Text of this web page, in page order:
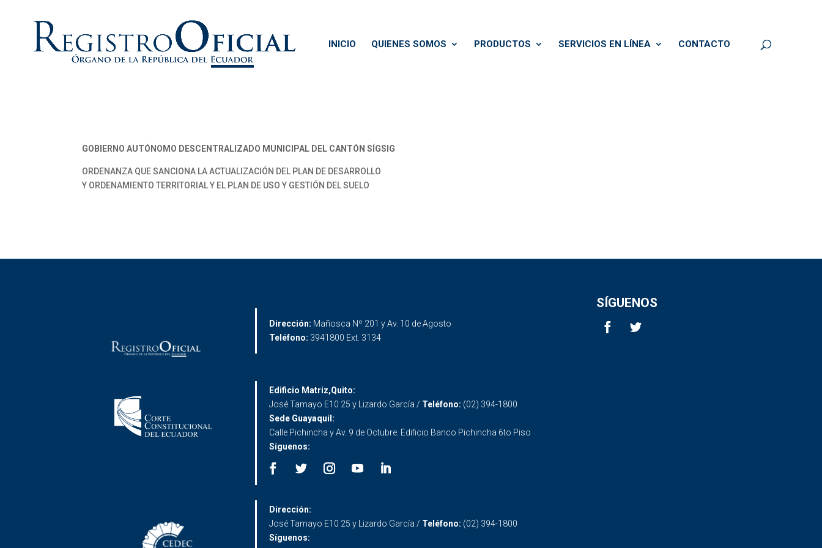
INICIO QUIENES SOMOS PRODUCTOS SERVICIOS EN LÍNEA CONTACTO
GOBIERNO AUTÓNOMO DESCENTRALIZADO MUNICIPAL DEL CANTÓN SÍGSIG
ORDENANZA QUE SANCIONA LA ACTUALIZACIÓN DEL PLAN DE DESARROLLO
Y ORDENAMIENTO TERRITORIAL Y EL PLAN DE USO Y GESTIÓN DEL SUELO
Dirección: Mañosca Nº 201 y Av. 10 de Agosto
Teléfono: 3941800 Ext. 3134
SÍGUENOS
Edificio Matriz,Quito:
José Tamayo E10 25 y Lizardo García / Teléfono: (02) 394-1800
Sede Guayaquil:
Calle Pichincha y Av. 9 de Octubre. Edificio Banco Pichincha 6to Piso
Síguenos:
Dirección:
José Tamayo E10 25 y Lizardo García / Teléfono: (02) 394-1800
Síguenos: